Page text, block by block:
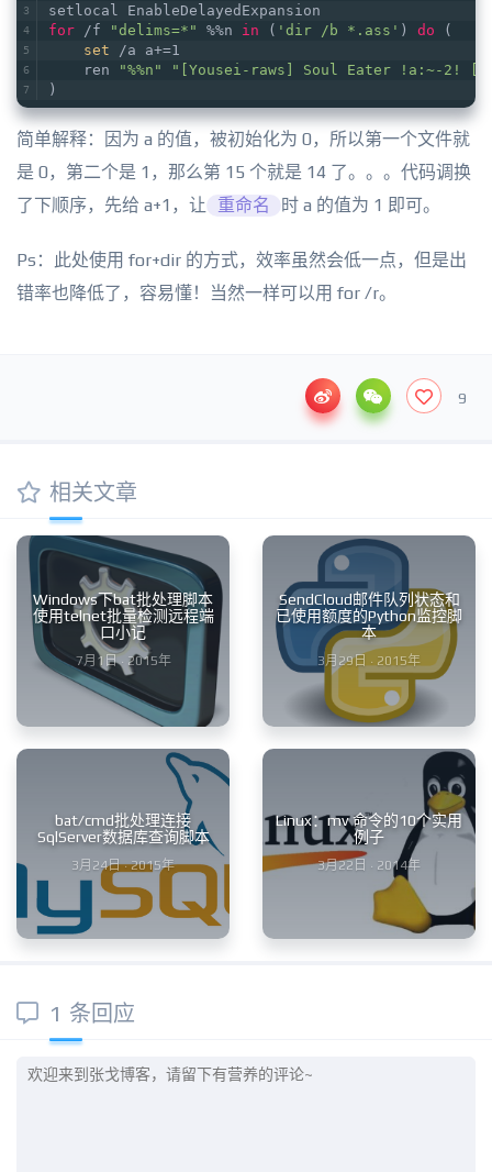
setlocal EnableDelayedExpansion
for /f "delims=*" %%n in ( 'dir /b *.ass' ) do (
set /a a+=1
    ren
"%%n"
"[Yousei-raws] Soul Eater !a:~-2!
)
简单解释：因为 a 的值，被初始化为 0，所以第一个文件就
是 0，第二个是 1，那么第 15 个就是 14 了。。。代码调换
了下顺序，先给 a+1，让
重命名 时 a 的值为 1 即可。
Ps：此处使用 for+dir 的方式，效率虽然会低一点，但是出
错率也降低了，容易懂！当然一样可以用 for /r。
9
相关文章
Windows下bat批处理脚本
使用telnet批量检测远程端
口小记
7月1日 · 2015年
SendCloud邮件队列状态和
已使用额度的Python监控脚
本
3月29日 · 2015年
bat/cmd批处理连接
SqlServer数据库查询脚本
3月24日 · 2015年
Linux：mv 命令的10个实用
例子
3月22日 · 2014年
1 条回应